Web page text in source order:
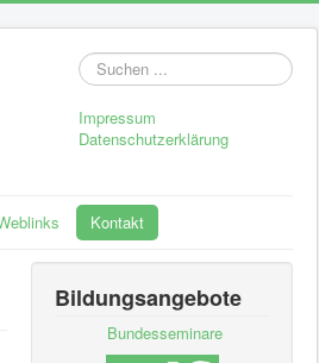
Suchen
...
Impressum
Datenschutzerklärung
Kontakt
Bildungsangebote
Bundesseminare